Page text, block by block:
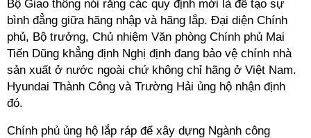
Bộ Giao thông nói rằng các quy định mới là để tạo sự
bình đẳng giữa hãng nhập và hãng lắp. Đại diện Chính
phủ, Bộ trưởng, Chủ nhiệm Văn phòng Chính phủ Mai
Tiến Dũng khẳng định Nghị định đang bảo vệ chính nhà
sản xuất ở nước ngoài chứ không chỉ hãng ở Việt Nam.
Hyundai Thành Công và Trường Hải ủng hộ nhận định
đó.
Chính phủ ủng hộ lắp ráp để xây dựng Ngành công